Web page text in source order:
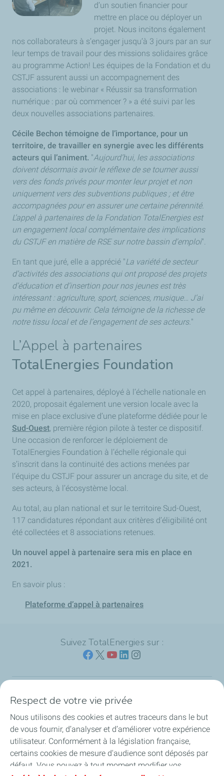
d’un soutien financier pour
mettre en place ou déployer un
projet. Nous incitons également
nos collaborateurs à s’engager jusqu’à 3 jours par an sur
leur temps de travail pour des missions solidaires grâce
au programme Action! Les équipes de la Fondation et du
CSTJF assurent aussi un accompagnement des
associations : le webinar « Réussir sa transformation
numérique : par où commencer ? » a été suivi par les
deux nouvelles associations partenaires.
Cécile Bechon témoigne de l’importance, pour un
territoire, de travailler en synergie avec les différents
acteurs qui l’animent. "Aujourd’hui, les associations
doivent désormais avoir le réflexe de se tourner aussi
vers des fonds privés pour monter leur projet et non
uniquement vers des subventions publiques ; et être
accompagnées pour en assurer une certaine pérennité.
L’appel à partenaires de la Fondation TotalEnergies est
un engagement local complémentaire des implications
du CSTJF en matière de RSE sur notre bassin d'emploi".
En tant que juré, elle a apprécié "La variété de secteur
d’activités des associations qui ont proposé des projets
d’éducation et d’insertion pour nos jeunes est très
intéressant : agriculture, sport, sciences, musique… J’ai
pu même en découvrir. Cela témoigne de la richesse de
notre tissu local et de l’engagement de ses acteurs."
L’Appel à partenaires
TotalEnergies Foundation
Cet appel à partenaires, déployé à l’échelle nationale en
2020, proposait également une version locale avec la
mise en place exclusive d’une plateforme dédiée pour le
Sud-Ouest, première région pilote à tester ce dispositif.
Une occasion de renforcer le déploiement de
TotalEnergies Foundation à l’échelle régionale qui
s’inscrit dans la continuité des actions menées par
l’équipe du CSTJF pour assurer un ancrage du site, et de
ses acteurs, à l’écosystème local.
Au total, au plan national et sur le territoire Sud-Ouest,
117 candidatures répondant aux critères d’éligibilité ont
été collectées et 8 associations retenues.
Un nouvel appel à partenaire sera mis en place en
2021.
En savoir plus :
Plateforme d’appel à partenaires
Suivez TotalEnergies sur :
Nos sites
Notre engagement
Notre expertise
Respect de votre vie privée
Nous utilisons des cookies et autres traceurs dans le but
de vous fournir, d’analyser et d’améliorer votre expérience
utilisateur. Conformément à la législation française,
certains cookies de mesure d'audience sont déposés par
défaut. Vous pouvez à tout moment modifier vos